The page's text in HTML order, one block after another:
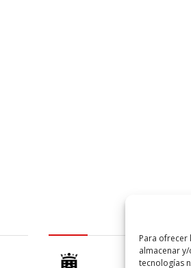
Para ofrecer
almacenar
tecnologías